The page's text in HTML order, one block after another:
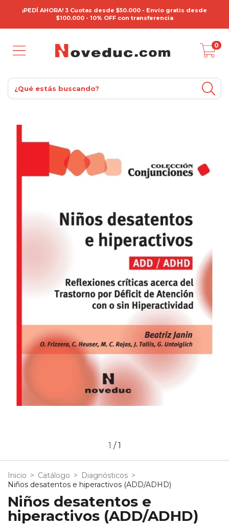
¡PEDÍ AHORA! 3 Cuotas desde $50.000 - Envío gratis desde
$100.000 - 10% OFF con transferencia
0
1 /1
Inicio > Catálogo > Diagnósticos >
Niños desatentos e hiperactivos (ADD/ADHD)
Niños desatentos e
hiperactivos (ADD/ADHD)